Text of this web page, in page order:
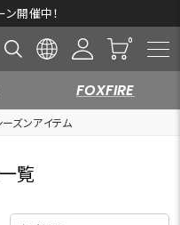
開催中！
FOXFIRE
ズンアイテム
覧